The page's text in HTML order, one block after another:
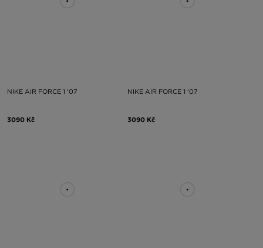
NIKE AIR FORCE 1 '07
3090 Kč
NIKE AIR FORCE 1 '07
3090 Kč